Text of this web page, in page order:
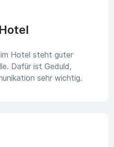
Hotel steht guter
Dafür ist Geduld,
sehr wichtig.